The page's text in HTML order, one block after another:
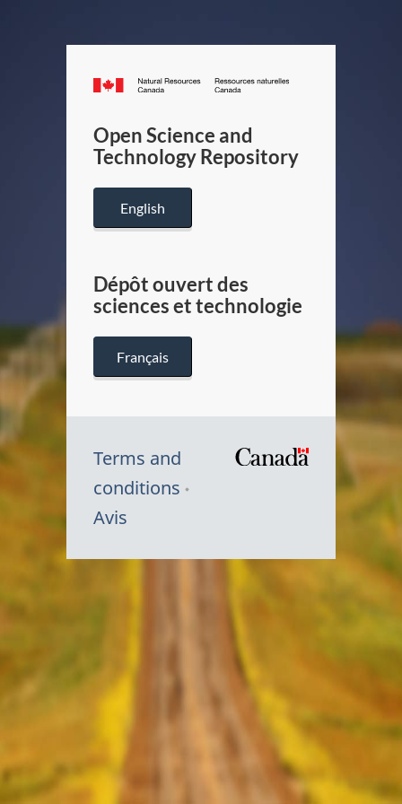
Canada.ca
/
Canada
Open Science and
Technology Repository
English
Dépôt ouvert des
sciences et technologie
Français
Terms and
conditions
Avis
Symbole
Canada